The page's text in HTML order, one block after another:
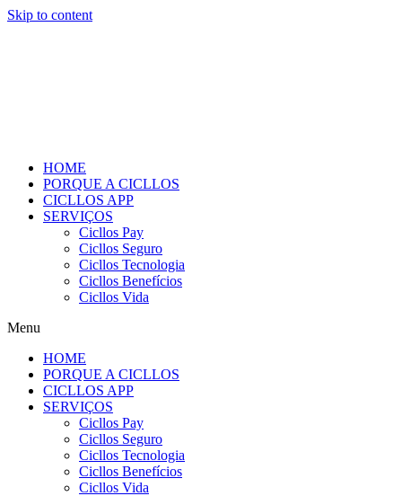
Skip to content
HOME
PORQUE A CICLLOS
CICLLOS APP
SERVIÇOS
Cicllos Pay
Cicllos Seguro
Cicllos Tecnologia
Cicllos Benefícios
Cicllos Vida
Menu
HOME
PORQUE A CICLLOS
CICLLOS APP
SERVIÇOS
Cicllos Pay
Cicllos Seguro
Cicllos Tecnologia
Cicllos Benefícios
Cicllos Vida